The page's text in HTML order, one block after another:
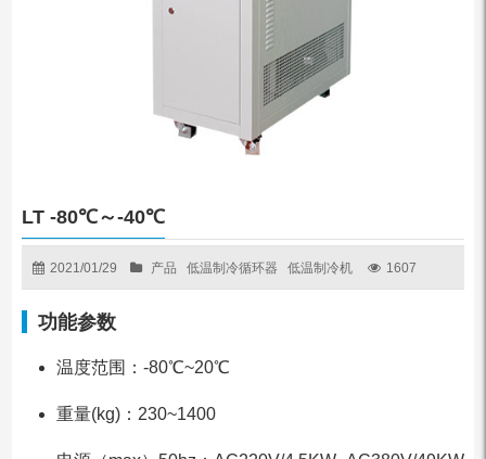
LT -80℃～-40℃
2021/01/29 产品 低温制冷循环器 低温制冷机 1607
功能参数
温度范围：-80℃~20℃
重量(kg)：230~1400